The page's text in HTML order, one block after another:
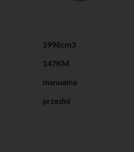
1998cm3
147KM
manualna
przedni